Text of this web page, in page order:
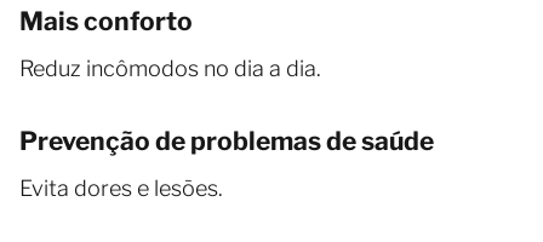
Mais conforto
Reduz incômodos no dia a dia.
Prevenção de problemas de saúde
Evita dores e lesões.